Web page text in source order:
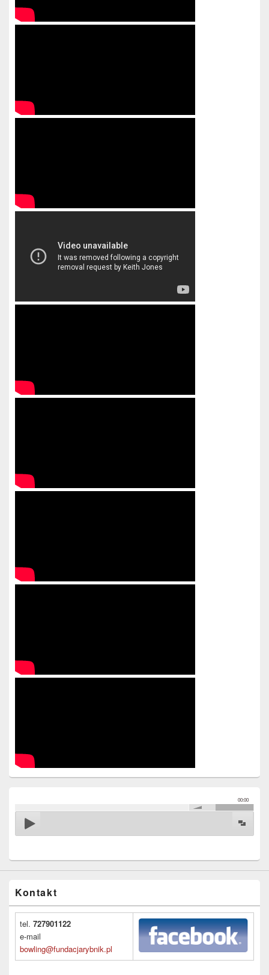
00:00
Kontakt
tel. 727901122
e-mail
bowling@fundacjarybnik.pl